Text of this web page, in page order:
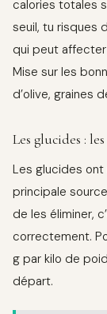
calories totales
seuil, tu risques
qui peut
Mise sur les
d’olive, graines
Les glucides :
Les glucides ont
principale
de les éliminer,
correctement.
g par kilo de
départ.